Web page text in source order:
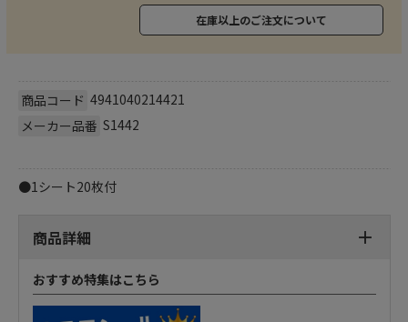
在庫以上のご注文について
商品コード 4941040214421
メーカー品番 S1442
●1シート20枚付
商品詳細
おすすめ特集はこちら